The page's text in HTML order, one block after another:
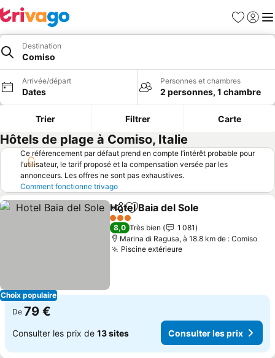
Favoris
Se
Destination
Comiso
Arrivée/départ
Dates
Personnes et chambres
2 personnes, 1 chambre
Trier Filtrer Carte
Hôtels de plage à Comiso, Italie
Ce référencement par défaut prend en compte l’intérêt probable pour
l’utilisateur, le tarif proposé et la compensation versée par les
annonceurs. Les offres ne sont pas exhaustives.
Comment fonctionne trivago
Choix populaire
PartagerAjouter à mes favoris
Hotel Baia del Sole
3 Étoiles
8,0 Très bien
1 081
Marina di Ragusa, à 18.8 km de : Comiso
Piscine extérieure
De 79 €
Consulter les prix de 13 sites Consulter les prix